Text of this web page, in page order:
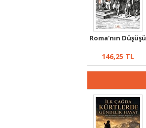
Roma'nın Düşüşü
146,25 TL